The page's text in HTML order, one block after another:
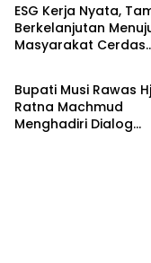
ESG Kerja Nyata,
Berkelanjutan
Masyarakat Cerdas
Advetorial
Bupati Musi Rawas
Ratna Machmud
Menghadiri Dialog